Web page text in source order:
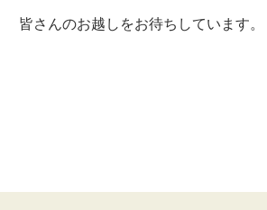
皆さんのお越しをお待ちしています。